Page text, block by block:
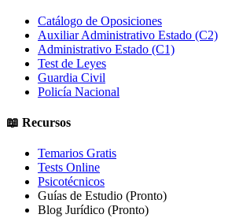
Catálogo de Oposiciones
Auxiliar Administrativo Estado (C2)
Administrativo Estado (C1)
Test de Leyes
Guardia Civil
Policía Nacional
📖 Recursos
Temarios Gratis
Tests Online
Psicotécnicos
Guías de Estudio (Pronto)
Blog Jurídico (Pronto)